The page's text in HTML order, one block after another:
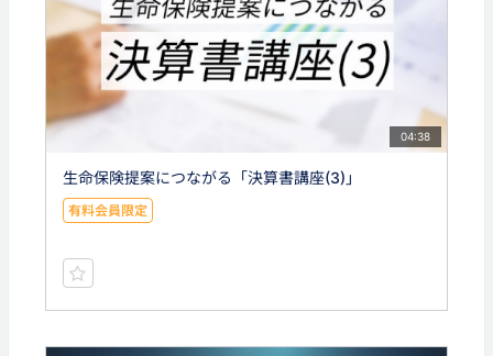
04:38
生命保険提案につながる「決算書講座(3)」
有料会員限定